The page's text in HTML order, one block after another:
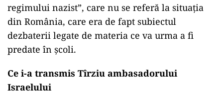
regimului nazist”, care nu se referă la situația
din România, care era de fapt subiectul
dezbaterii legate de materia ce va urma a fi
predate în școli.
Ce i-a transmis Tîrziu ambasadorului
Israelului